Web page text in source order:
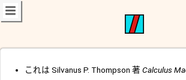
これは Silvanus P. Thompson 著 Calculus